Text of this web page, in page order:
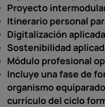
Proyecto
Itinerario personal
Digitalización
Sostenibilidad
Módulo profesional
Incluye una fase de
organismo
currículo del ciclo